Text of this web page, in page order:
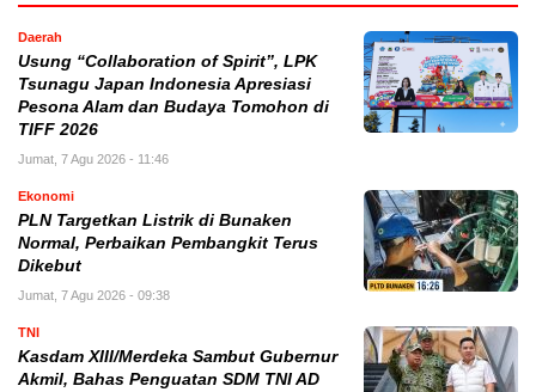
Daerah
Usung “Collaboration of Spirit”, LPK
Tsunagu Japan Indonesia Apresiasi
Pesona Alam dan Budaya Tomohon di
TIFF 2026
Jumat, 7 Agu 2026 - 11:46
Ekonomi
PLN Targetkan Listrik di Bunaken
Normal, Perbaikan Pembangkit Terus
Dikebut
Jumat, 7 Agu 2026 - 09:38
TNI
Kasdam XIII/Merdeka Sambut Gubernur
Akmil, Bahas Penguatan SDM TNI AD